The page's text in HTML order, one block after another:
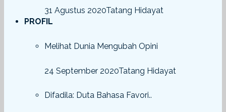
31 Agustus 2020Tatang Hidayat
PROFIL
Melihat Dunia Mengubah Opini
24 September 2020Tatang Hidayat
Difadila: Duta Bahasa Favori..